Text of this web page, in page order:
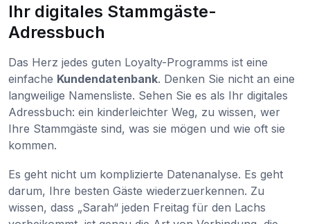
Ihr digitales Stammgäste-
Adressbuch
Das Herz jedes guten Loyalty-Programms ist eine
einfache Kundendatenbank. Denken Sie nicht an eine
langweilige Namensliste. Sehen Sie es als Ihr digitales
Adressbuch: ein kinderleichter Weg, zu wissen, wer
Ihre Stammgäste sind, was sie mögen und wie oft sie
kommen.
Es geht nicht um komplizierte Datenanalyse. Es geht
darum, Ihre besten Gäste wiederzuerkennen. Zu
wissen, dass „Sarah“ jeden Freitag für den Lachs